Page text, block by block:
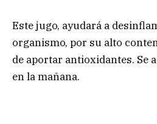
Este jugo, ayudará a
organismo, por su alto
de aportar antioxidantes. Se
en la mañana.